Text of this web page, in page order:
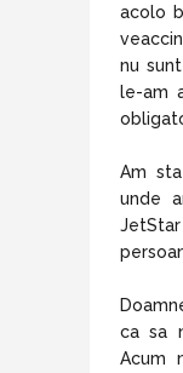
acolo
nu
le-am
Am
unde
ca sa
Acum